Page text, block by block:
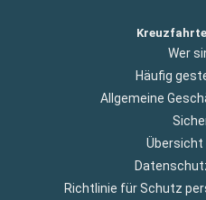
Wer
Häufig
Allgemeine
Übersicht
Richtlinie für Schutz